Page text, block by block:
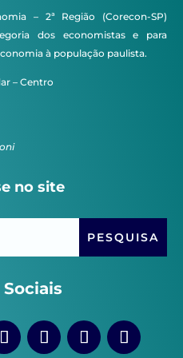
– 2ª Região (Corecon-SP)
dos economistas e para
à população paulista.
– Centro
no site